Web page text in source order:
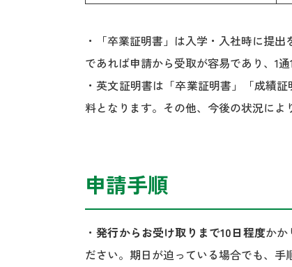
・「卒業証明書」は入学・入社時に提
であれば申請から受取が容易であり、1
・英文証明書は「卒業証明書」「成績
料となります。その他、今後の状況によ
申請手順
・発行からお受け取りまで10日程度かか
ださい。期日が迫っている場合でも、手